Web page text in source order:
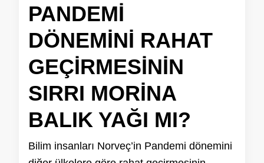
PANDEMİ
DÖNEMİNİ RAHAT
GEÇİRMESİNİN
SIRRI MORİNA
BALIK YAĞI MI?
Bilim insanları Norveç’in Pandemi dönemini